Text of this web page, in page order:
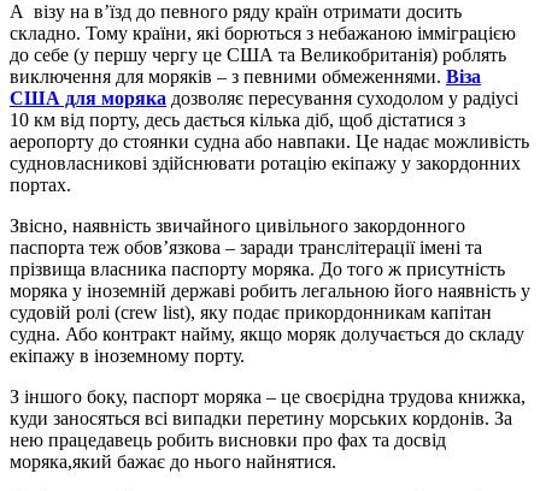
А візу на в’їзд до певного ряду країн отримати досить
складно. Тому країни, які борються з небажаною імміграцією
до себе (у першу чергу це США та Великобританія) роблять
виключення для моряків – з певними обмеженнями. Віза
США для моряка дозволяє пересування суходолом у радіусі
10 км від порту, десь дається кілька діб, щоб дістатися з
аеропорту до стоянки судна або навпаки. Це надає можливість
судновласникові здійснювати ротацію екіпажу у закордонних
портах.
Звісно, наявність звичайного цивільного закордонного
паспорта теж обов’язкова – заради транслітерації імені та
прізвища власника паспорту моряка. До того ж присутність
моряка у іноземній державі робить легальною його наявність у
судовій ролі (crew list), яку подає прикордонникам капітан
судна. Або контракт найму, якщо моряк долучається до складу
екіпажу в іноземному порту.
З іншого боку, паспорт моряка – це своєрідна трудова книжка,
куди заносяться всі випадки перетину морських кордонів. За
нею працедавець робить висновки про фах та досвід
моряка,який бажає до нього найнятися.